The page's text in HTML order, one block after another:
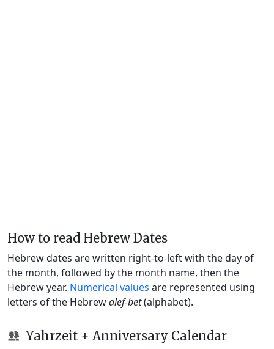
How to read Hebrew Dates
Hebrew dates are written right-to-left with the day of
the month, followed by the month name, then the
Hebrew year. Numerical values are represented using
letters of the Hebrewalef-bet(alphabet).
Yahrzeit + Anniversary Calendar